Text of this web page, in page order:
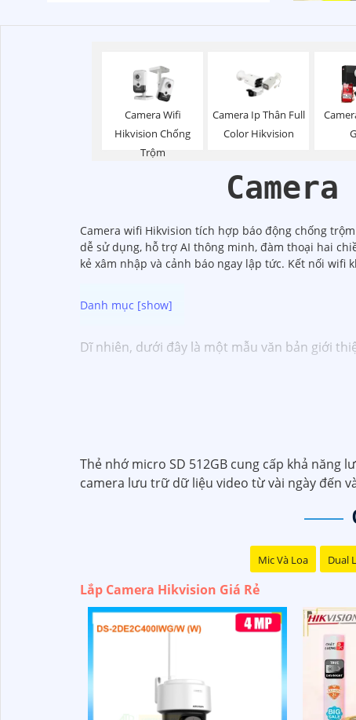
Camera Wifi
Hikvision Chống
Trộm
Camera Ip Thân Full
Color Hikvision
Camera wifi Hikvision tích hợp báo động chống
dễ sử dụng, hỗ trợ AI thông minh, đàm thoại hai
kẻ xâm nhập và cảnh báo ngay lập tức. Kết nối
Dĩ nhiên, dưới đây là một mẫu văn bản giới
Chúng tôi xin trân trọng giới thiệu đến quý vị
Với kinh nghiệm lâu năm trong lĩnh vực lắp
Camera của Hikvision được biết đến là một
tiến, camera Hikvision không chỉchắc chắn
Thẻ nhớ micro SD 512GB cung cấp khả năng
camera lưu trữ dữ liệu video từ vài ngày đến
Mic Và Loa Dual
Lắp Camera Hikvision Giá Rẻ